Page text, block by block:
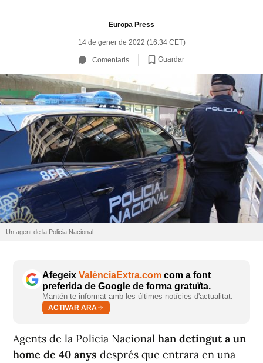
Europa Press
14 de gener de 2022 (16:34 CET)
Comentaris Guardar
Un agent de la Policia Nacional
Afegeix ValènciaExtra.com com a font
preferida de Google de forma gratuïta.
Mantén-te informat amb les últimes notícies d'actualitat.
ACTIVAR ARA
Agents de la Policia Nacional han detingut a un
home de 40 anys després que entrara en una